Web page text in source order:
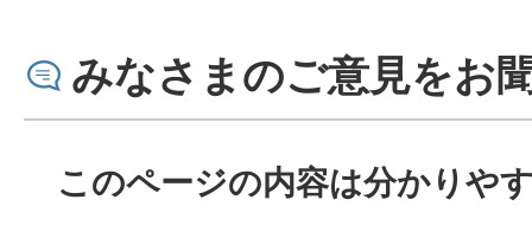
みなさまのご意見をお
このページの内容は分かりや